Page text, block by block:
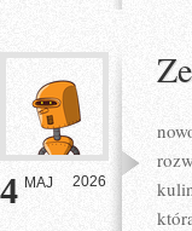
4 MAJ 2026